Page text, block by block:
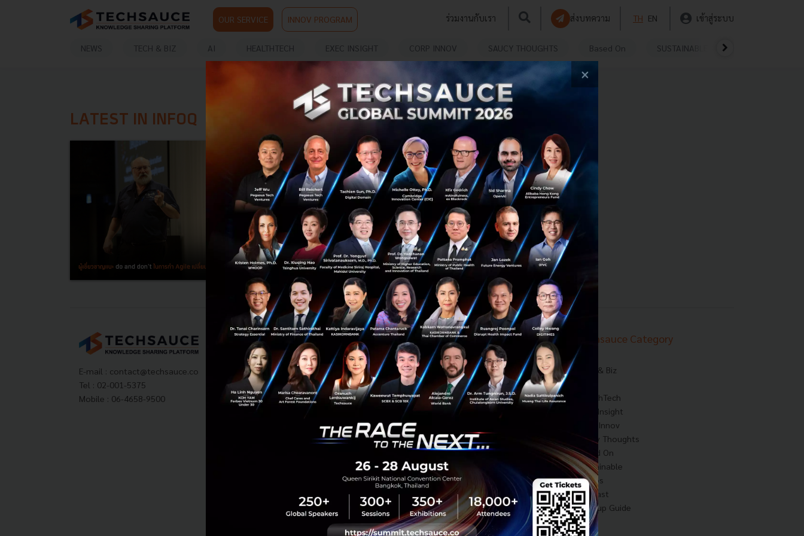
OUR SERVICE INNOV PROGRAM ร่วมงานกับเรา ส่งบทความ TH EN เข้าสู่ระบบ
NEWS TECH & BIZ AI HEALTHTECH EXEC INSIGHT CORP INNOV SAUCY THOUGHTS Based On SUSTAINABLE
LATEST IN INFOQ
ผู้เชี่ยวชาญแนะ do and don't ในการทำ Agile
เปลี่ยนองค์กรให้ประสบความสำเร็จ
Techsauce จะมาสรุปให้เข้าใจกันอีกทีว่า Agile ทำอะไรได้
บ้าง ใช้งานอย่างไร และเราพร้อมแค่ไหนที่จะนำมาประยุกต์
กับองค์กรของคุณ โดย Shane Hastie ผู้เชี่ยวชาญด้าน Agile
และ Director of A...
กุมภาพันธ์ 20, 2020| ByNarinrat Suksomboonpong
2.2k
Tech & Biz InfoQ Agile Shane Hastie agile-transformation
E-mail : contact@techsauce.co
Tel : 02-001-5375
Mobile : 06-4658-9500
Techsauce Media
About Techsauce
Techsauce Services
Privacy Policy
ส่งบทความ
Techsauce Global Summit
Trending Tags
Corporate Innovation
Digital Transformation
E-Commerce
Startup
Technology
Techsauce Category
News
Tech & Biz
HealthTech
Exec Insight
Corp Innov
Saucy Thoughts
Based On
Sustainable
Videos
Podcast
Startup Guide
×